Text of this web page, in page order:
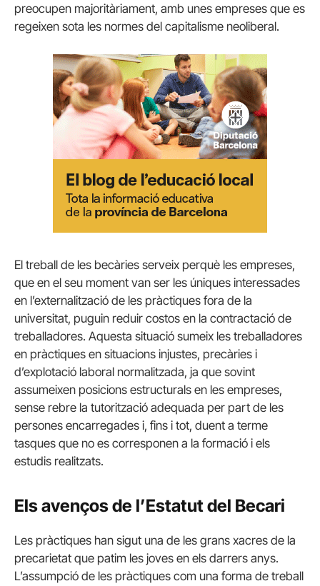
preocupen majoritàriament, amb unes empreses que es
regeixen sota les normes del capitalisme neoliberal.
El treball de les becàries serveix perquè les empreses,
que en el seu moment van ser les úniques interessades
en l’externalització de les pràctiques fora de la
universitat, puguin reduir costos en la contractació de
treballadores. Aquesta situació sumeix les treballadores
en pràctiques en situacions injustes, precàries i
d’explotació laboral normalitzada, ja que sovint
assumeixen posicions estructurals en les empreses,
sense rebre la tutorització adequada per part de les
persones encarregades i, fins i tot, duent a terme
tasques que no es corresponen a la formació i els
estudis realitzats.
Els avenços de l’Estatut del Becari
Les pràctiques han sigut una de les grans xacres de la
precarietat que patim les joves en els darrers anys.
L’assumpció de les pràctiques com una forma de treball